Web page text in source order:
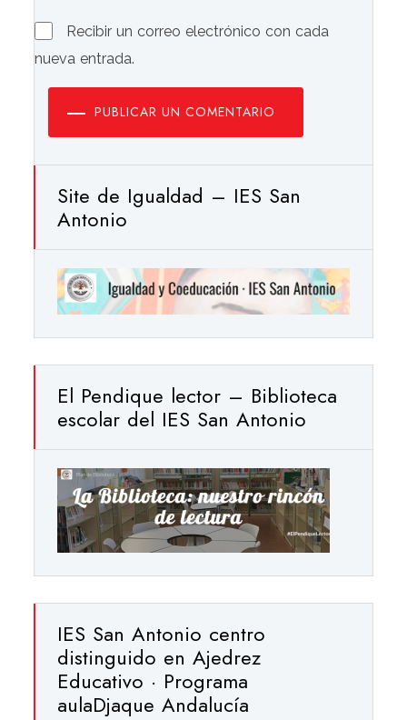
Recibir un correo electrónico con cada
nueva entrada.
PUBLICAR UN COMENTARIO
Site de Igualdad – IES San
Antonio
El Pendique lector – Biblioteca
escolar del IES San Antonio
IES San Antonio centro
distinguido en Ajedrez
Educativo · Programa
aulaDjaque Andalucía